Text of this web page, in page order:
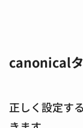
canonical
正しく設定す